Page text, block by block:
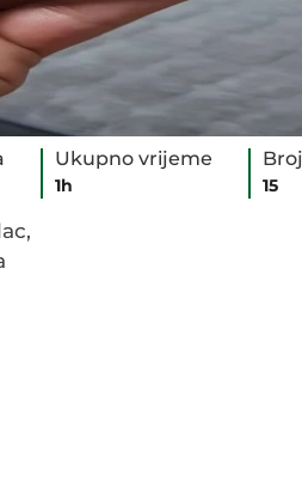
Ukupno vrijeme
1h 15